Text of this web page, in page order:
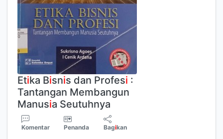
Etika Bisnis dan Profesi :
Tantangan Membangun
Manusia Seutuhnya
Komentar Penanda Bagikan